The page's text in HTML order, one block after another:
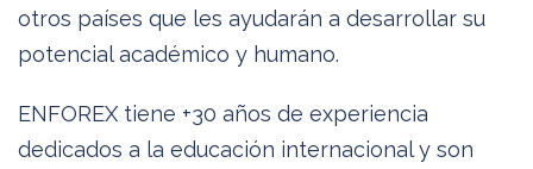
otros países que les ayudarán a desarrollar su
potencial académico y humano.
ENFOREX tiene +30 años de experiencia
dedicados a la educación internacional y son